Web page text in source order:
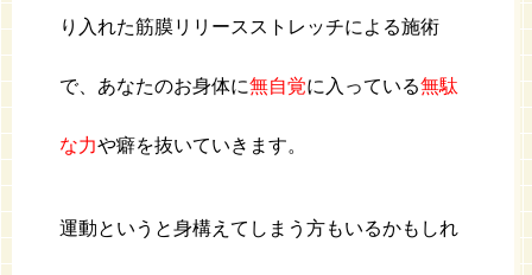
り入れた筋膜リリースストレッチによる施術
で、あなたのお身体に無自覚に入っている無駄
な力や癖を抜いていきます。
運動というと身構えてしまう方もいるかもしれ